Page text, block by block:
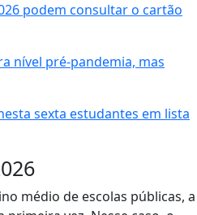
podem consultar o cartão
nível pré-pandemia, mas
sexta estudantes em lista
médio de escolas públicas, a